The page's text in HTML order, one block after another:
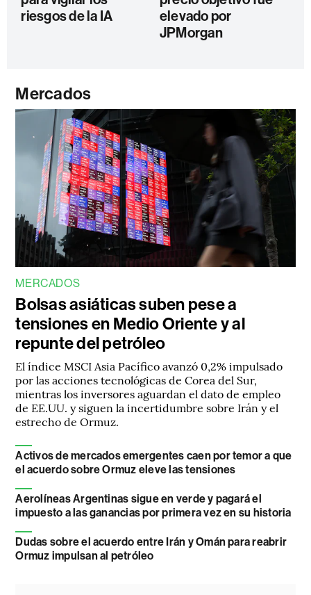
riesgos de la IA
elevado por
JPMorgan
Mercados
MERCADOS
Bolsas asiáticas suben pese a
tensiones en Medio Oriente y al
repunte del petróleo
El índice MSCI Asia Pacífico avanzó 0,2% impulsado
por las acciones tecnológicas de Corea del Sur,
mientras los inversores aguardan el dato de empleo
de EE.UU. y siguen la incertidumbre sobre Irán y el
estrecho de Ormuz.
Activos de mercados emergentes caen por temor a que
el acuerdo sobre Ormuz eleve las tensiones
Aerolíneas Argentinas sigue en verde y pagará el
impuesto a las ganancias por primera vez en su historia
Dudas sobre el acuerdo entre Irán y Omán para reabrir
Ormuz impulsan al petróleo